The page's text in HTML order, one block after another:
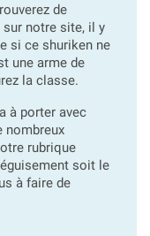
de
sur notre site, il y
si ce shuriken ne
une arme de
la classe.
à porter avec
nombreux
rubrique
soit le
à faire de